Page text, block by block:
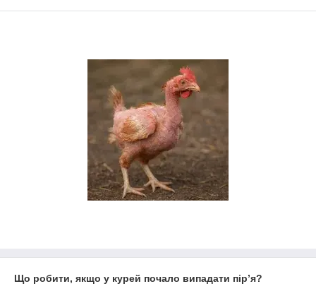
Що робити, якщо у курей почало випадати пір’я?